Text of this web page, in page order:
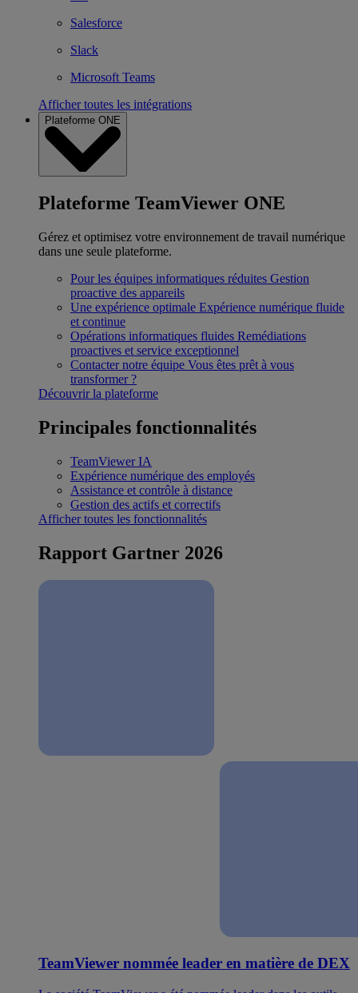
Salesforce
Slack
Microsoft Teams
Afficher toutes les intégrations
Plateforme ONE
Plateforme TeamViewer ONE
Gérez et optimisez votre environnement de travail numérique
dans une seule plateforme.
Pour les équipes informatiques réduites Gestion
proactive des appareils
Une expérience optimale Expérience numérique fluide
et continue
Opérations informatiques fluides Remédiations
proactives et service exceptionnel
Contacter notre équipe Vous êtes prêt à vous
transformer ?
Découvrir la plateforme
Principales fonctionnalités
TeamViewer IA
Expérience numérique des employés
Assistance et contrôle à distance
Gestion des actifs et correctifs
Afficher toutes les fonctionnalités
Rapport Gartner 2026
TeamViewer nommée leader en matière de DEX